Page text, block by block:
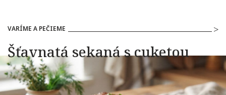
VARÍME A PEČIEME